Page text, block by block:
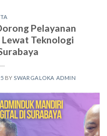
Pelayanan
Teknologi
BYSWARGALOKA ADMIN